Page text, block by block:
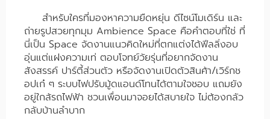
สำหรับใครที่มองหาความยืดหยุ่น ดีไซน์โมเดิร์น และ
ถ่ายรูปสวยทุกมุม Ambience Space คือคำตอบที่ใช่ ที่
นี่เป็น Space จัดงานแนวคิดใหม่ที่ตกแต่งได้ฟีลลิ่งอบ
อุ่นแต่แฝงความเท่ ตอบโจทย์วัยรุ่นที่อยากจัดงาน
สังสรรค์ ปาร์ตี้ส่วนตัว หรือจัดงานเปิดตัวสินค้า/เวิร์กช
อปเก๋ ๆ ระบบไฟปรับมู้ดแอนด์โทนได้ตามใจชอบ แถมยัง
อยู่ใกล้รถไฟฟ้า ชวนเพื่อนมาจอยได้สบายใจ ไม่ต้องกลัว
กลับบ้านลำบาก